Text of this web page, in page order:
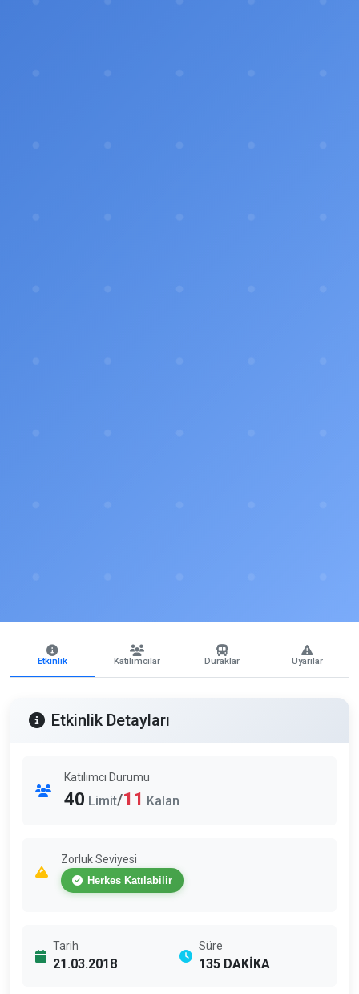
Etkinlik Katılımcılar Duraklar Uyarılar
Etkinlik Detayları
Katılımcı Durumu
40 Limit/11 Kalan
Zorluk Seviyesi
Herkes Katılabilir
Tarih
21.03.2018
Süre
135 DAKİKA